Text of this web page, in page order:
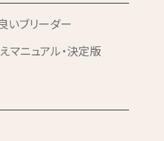
いブリーダー
マニュアル・決定版